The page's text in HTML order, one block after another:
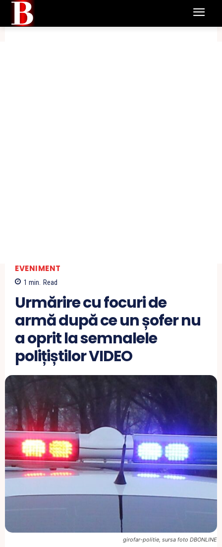
EVENIMENT
1 min. Read
Urmărire cu focuri de
armă după ce un șofer nu
a oprit la semnalele
polițiștilor VIDEO
girofar-politie, sursa foto DBONLINE